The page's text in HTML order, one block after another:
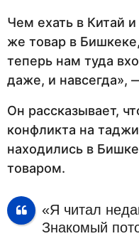
Чем ехать в Китай
же товар в
теперь нам туда
даже, и навсегда»,
Он рассказывает,
конфликта на
находились в
товаром.
«Я читал
Знакомый